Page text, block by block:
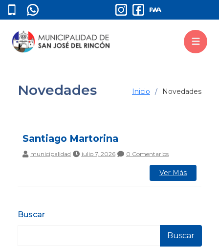
Novedades Inicio Novedades
Santiago Martorina
municipalidad julio 7, 2026 0 Comentarios
Ver Más
Buscar
Buscar